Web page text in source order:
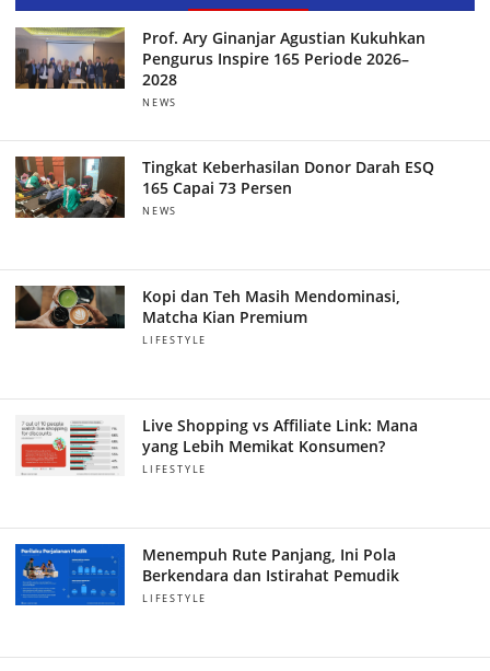
Prof. Ary Ginanjar Agustian Kukuhkan
Pengurus Inspire 165 Periode 2026–
2028
NEWS
Tingkat Keberhasilan Donor Darah ESQ
165 Capai 73 Persen
NEWS
Kopi dan Teh Masih Mendominasi,
Matcha Kian Premium
LIFESTYLE
Live Shopping vs Affiliate Link: Mana
yang Lebih Memikat Konsumen?
LIFESTYLE
Menempuh Rute Panjang, Ini Pola
Berkendara dan Istirahat Pemudik
LIFESTYLE